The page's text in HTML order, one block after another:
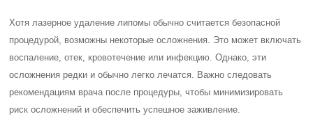
Хотя лазерное удаление липомы обычно считается безопасной
процедурой, возможны некоторые осложнения. Это может включать
воспаление, отек, кровотечение или инфекцию. Однако, эти
осложнения редки и обычно легко лечатся. Важно следовать
рекомендациям врача после процедуры, чтобы минимизировать
риск осложнений и обеспечить успешное заживление.